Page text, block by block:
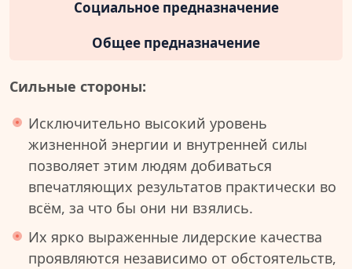
Социальное предназначение
Общее предназначение
Сильные стороны:
Исключительно высокий уровень
жизненной энергии и внутренней силы
позволяет этим людям добиваться
впечатляющих результатов практически во
всём, за что бы они ни взялись.
Их ярко выраженные лидерские качества
проявляются независимо от обстоятельств,